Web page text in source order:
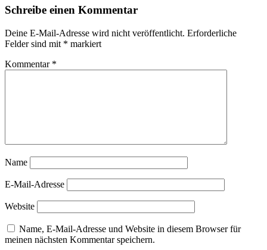
Schreibe einen Kommentar
Deine E-Mail-Adresse wird nicht veröffentlicht. Erforderliche
Felder sind mit * markiert
Kommentar *
Name
E-Mail-Adresse
Website
Name, E-Mail-Adresse und Website in diesem Browser für
meinen nächsten Kommentar speichern.